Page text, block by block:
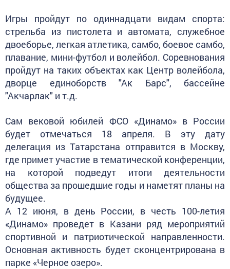
Игры пройдут по одиннадцати видам спорта:
стрельба из пистолета и автомата, служебное
двоеборье, легкая атлетика, самбо, боевое самбо,
плавание, мини-футбол и волейбол. Соревнования
пройдут на таких объектах как Центр волейбола,
дворце единоборств "Ак Барс", бассейне
"Акчарлак" и т.д.
Сам вековой юбилей ФСО «Динамо» в России
будет отмечаться 18 апреля. В эту дату
делегация из Татарстана отправится в Москву,
где примет участие в тематической конференции,
на которой подведут итоги деятельности
общества за прошедшие годы и наметят планы на
будущее.
А 12 июня, в день России, в честь 100-летия
«Динамо» проведет в Казани ряд мероприятий
спортивной и патриотической направленности.
Основная активность будет сконцентрирована в
парке «Черное озеро».